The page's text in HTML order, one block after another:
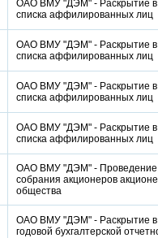
ОАО ВМУ "ДЭМ" - Раскрытие в
списка аффилированных
ОАО ВМУ "ДЭМ" - Раскрытие в
списка аффилированных
ОАО ВМУ "ДЭМ" - Раскрытие в
списка аффилированных
ОАО ВМУ "ДЭМ" - Раскрытие в
списка аффилированных
ОАО ВМУ "ДЭМ" - Проведение
собрания акционеров
общества
ОАО ВМУ "ДЭМ" - Раскрытие в
годовой бухгалтерской